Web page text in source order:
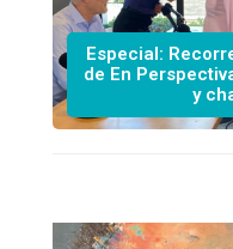
Especial:
de En
y